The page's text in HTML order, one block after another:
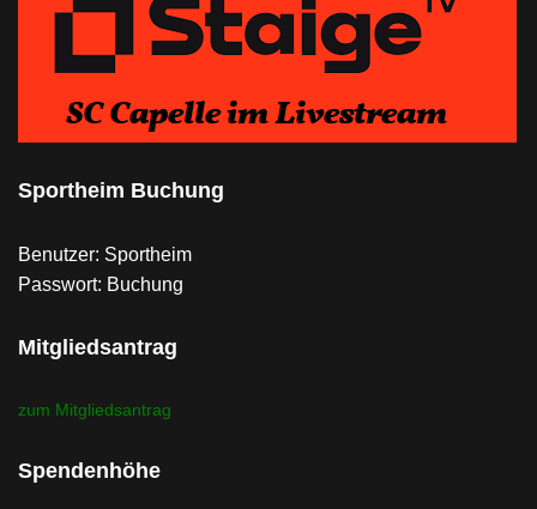
Sportheim Buchung
Benutzer: Sportheim
Passwort: Buchung
Mitgliedsantrag
zum Mitgliedsantrag
Spendenhöhe